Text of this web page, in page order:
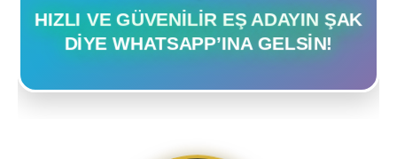
HIZLI VE GÜVENILIR EŞ ADAYIN ŞAK
DIYE WHATSAPP’INA GELSIN!